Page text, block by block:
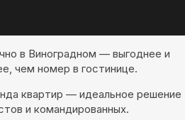
в Виноградном — выгоднее и
чем номер в гостинице.
квартир — идеальное решение
и командированных.